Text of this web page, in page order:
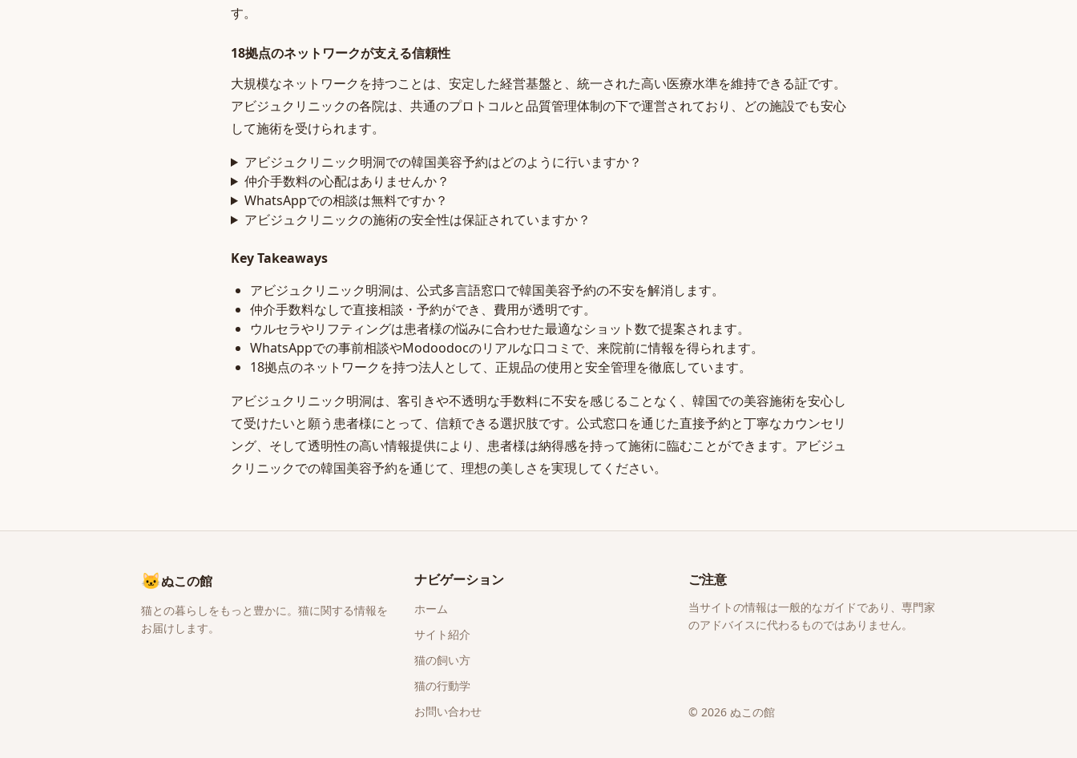
す。
18拠点のネットワークが支える信頼性
大規模なネットワークを持つことは、安定した経営基盤と、統一された高い医療水準を維持できる証です。
アビジュクリニックの各院は、共通のプロトコルと品質管理体制の下で運営されており、どの施設でも安心
して施術を受けられます。
アビジュクリニック明洞での韓国美容予約はどのように行いますか？
仲介手数料の心配はありませんか？
WhatsAppでの相談は無料ですか？
アビジュクリニックの施術の安全性は保証されていますか？
Key Takeaways
アビジュクリニック明洞は、公式多言語窓口で韓国美容予約の不安を解消します。
仲介手数料なしで直接相談・予約ができ、費用が透明です。
ウルセラやリフティングは患者様の悩みに合わせた最適なショット数で提案されます。
WhatsAppでの事前相談やModoodocのリアルな口コミで、来院前に情報を得られます。
18拠点のネットワークを持つ法人として、正規品の使用と安全管理を徹底しています。
アビジュクリニック明洞は、客引きや不透明な手数料に不安を感じることなく、韓国での美容施術を安心し
て受けたいと願う患者様にとって、信頼できる選択肢です。公式窓口を通じた直接予約と丁寧なカウンセリ
ング、そして透明性の高い情報提供により、患者様は納得感を持って施術に臨むことができます。アビジュ
クリニックでの韓国美容予約を通じて、理想の美しさを実現してください。
🐱ぬこの館
猫との暮らしをもっと豊かに。猫に関する情報を
お届けします。
ナビゲーション
ホーム
サイト紹介
猫の飼い方
猫の行動学
お問い合わせ
ご注意
当サイトの情報は一般的なガイドであり、専門家
のアドバイスに代わるものではありません。
© 2026 ぬこの館